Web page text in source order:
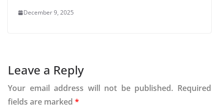
December 9, 2025
Leave a Reply
Your email address will not be published. Required
fields are marked *